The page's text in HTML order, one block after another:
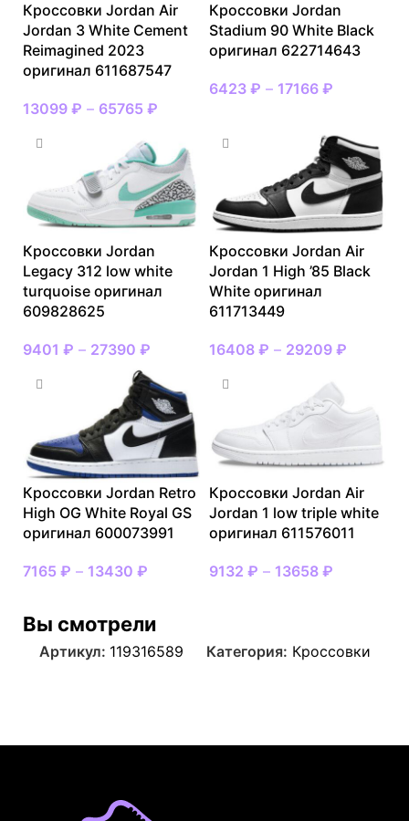
Кроссовки Jordan Air
Jordan 3 White Cement
Reimagined 2023
оригинал 611687547
13099 ₽ – 65765 ₽
Кроссовки Jordan
Stadium 90 White Black
оригинал 622714643
6423 ₽ – 17166 ₽
Кроссовки Jordan
Legacy 312 low white
turquoise оригинал
609828625
9401 ₽ – 27390 ₽
Кроссовки Jordan Air
Jordan 1 High ’85 Black
White оригинал
611713449
16408 ₽ – 29209 ₽
Кроссовки Jordan Retro
High OG White Royal GS
оригинал 600073991
7165 ₽ – 13430 ₽
Кроссовки Jordan Air
Jordan 1 low triple white
оригинал 611576011
9132 ₽ – 13658 ₽
Вы смотрели
Артикул: 119316589 Категория: Кроссовки